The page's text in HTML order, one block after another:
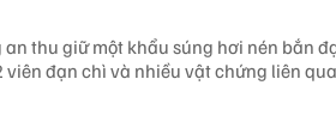
an thu giữ một khẩu súng hơi nén bắn
đạn chì và nhiều vật chứng liên